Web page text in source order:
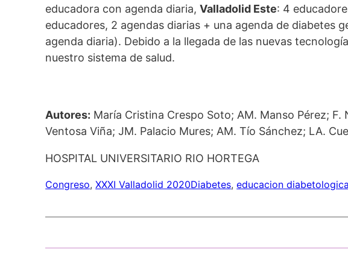
educadora con agenda diaria,Valladolid Este: 4
educadores, 2 agendas diarias + una agenda de diabetes
agenda diaria). Debido a la llegada de las nuevas
nuestro sistema de salud.
Autores: María Cristina Crespo Soto; AM. Manso Pérez;
Ventosa Viña; JM. Palacio Mures; AM. Tío Sánchez; LA.
HOSPITAL UNIVERSITARIO RIO HORTEGA
Congreso, XXXI Valladolid 2020Diabetes, educacion diabetologica